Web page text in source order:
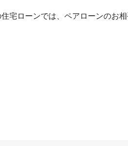
宅ローンでは、ペアローンのお